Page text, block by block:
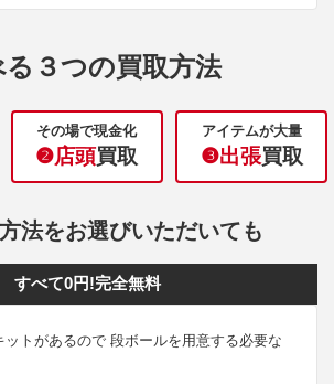
る３つの買取方法
その場で現金化
❷店頭買取
アイテムが大量
❸出張買取
法をお選びいただいても
すべて0円!完全無料
ットがあるので 段ボールを用意する必要な